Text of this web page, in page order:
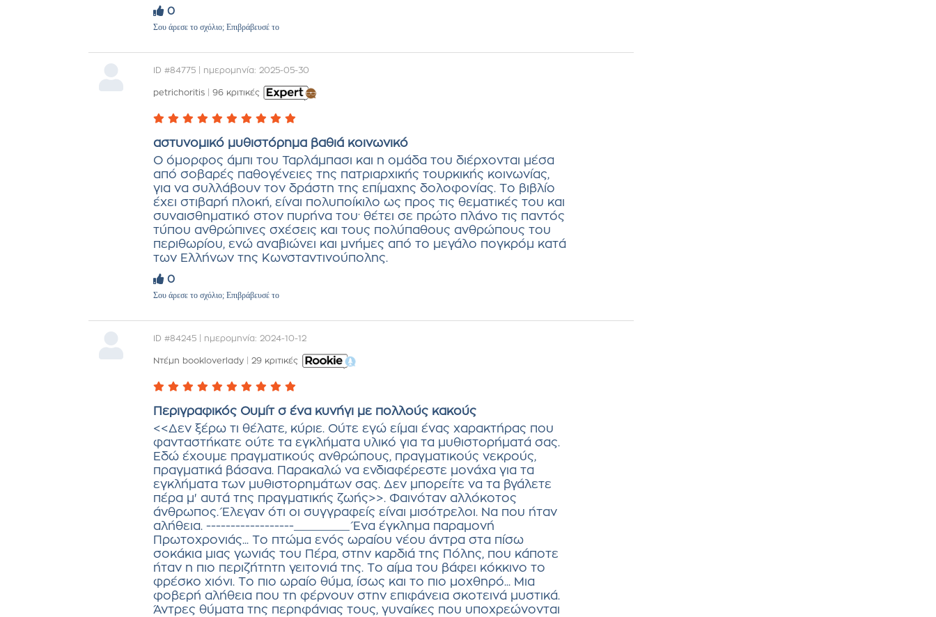
0
Σου άρεσε το σχόλιο; Επιβράβευσέ το
ID #84775 | ημερομηνία: 2025-05-30
petrichoritis| 96 κριτικές
αστυνομικό μυθιστόρημα βαθιά κοινωνικό
Ο όμορφος άμπι του Ταρλάμπασι και η ομάδα του διέρχονται μέσα
από σοβαρές παθογένειες της πατριαρχικής τουρκικής κοινωνίας,
για να συλλάβουν τον δράστη της επίμαχης δολοφονίας. Το βιβλίο
έχει στιβαρή πλοκή, είναι πολυποίκιλο ως προς τις θεματικές του και
συναισθηματικό στον πυρήνα του· θέτει σε πρώτο πλάνο τις παντός
τύπου ανθρώπινες σχέσεις και τους πολύπαθους ανθρώπους του
περιθωρίου, ενώ αναβιώνει και μνήμες από το μεγάλο πογκρόμ κατά
των Ελλήνων της Κωνσταντινούπολης.
0
Σου άρεσε το σχόλιο; Επιβράβευσέ το
ID #84245 | ημερομηνία: 2024-10-12
Ντέμη bookloverlady 29 κριτικές
Περιγραφικός Ουμίτ σ ένα κυνήγι με πολλούς κακούς
<<Δεν ξέρω τι θέλατε, κύριε. Ούτε εγώ είμαι ένας χαρακτήρας που
φανταστήκατε ούτε τα εγκλήματα υλικό για τα μυθιστορήματά σας.
Εδώ έχουμε πραγματικούς ανθρώπους, πραγματικούς νεκρούς,
πραγματικά βάσανα. Παρακαλώ να ενδιαφέρεστε μονάχα για τα
εγκλήματα των μυθιστορημάτων σας. Δεν μπορείτε να τα βγάλετε
πέρα μ' αυτά της πραγματικής ζωής>>. Φαινόταν αλλόκοτος
άνθρωπος. Έλεγαν ότι οι συγγραφείς είναι μισότρελοι. Να που ήταν
αλήθεια. ------------------________ Ένα έγκλημα παραμονή
Πρωτοχρονιάς... Το πτώμα ενός ωραίου νέου άντρα στα πίσω
σοκάκια μιας γωνιάς του Πέρα, στην καρδιά της Πόλης, που κάποτε
ήταν η πιο περιζήτητη γειτονιά της. Το αίμα του βάφει κόκκινο το
φρέσκο χιόνι. Το πιο ωραίο θύμα, ίσως και το πιο μοχθηρό... Μια
φοβερή αλήθεια που τη φέρνουν στην επιφάνεια σκοτεινά μυστικά.
Άντρες θύματα της περηφάνιας τους, γυναίκες που υποχρεώνονται